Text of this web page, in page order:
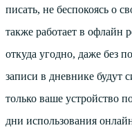
писать, не беспокоясь о
также работает в офлайн
откуда угодно, даже без
записи в дневнике будут
только ваше устройство
дни использования